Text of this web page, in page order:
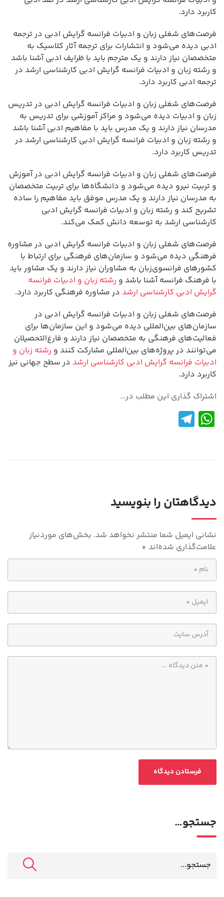
کاربرد دارد.
فرصت‌های شغلی زبان و ادبیات فرانسه گرایش ادبی در ترجمه
ادبی دیده می‌شود و انتشارات برای ترجمه آثار کلاسیک به
متخصصان نیاز دارند و یک مترجم باید با ظرایف ادبی آشنا باشد
و رشته زبان و ادبیات فرانسه گرایش ادبی کارشناسی ارشد در
ترجمه ادبی کاربرد دارد.
فرصت‌های شغلی زبان و ادبیات فرانسه گرایش ادبی در تدریس
زبان و ادبیات دیده می‌شود و مراکز آموزشی برای تدریس به
مدرسان نیاز دارند و یک مدرس باید با مفاهیم ادبی آشنا باشد
و رشته زبان و ادبیات فرانسه گرایش ادبی کارشناسی ارشد در
تدریس کاربرد دارد.
فرصت‌های شغلی زبان و ادبیات فرانسه گرایش ادبی در آموزش
و تربیت نیرو دیده می‌شود و دانشگاه‌ها برای تربیت متخصصان
به مدرسان نیاز دارند و یک مدرس موفق باید مفاهیم را ساده
تشریح کند و رشته زبان و ادبیات فرانسه گرایش ادبی
کارشناسی ارشد به توسعه دانش کمک می‌کند.
فرصت‌های شغلی زبان و ادبیات فرانسه گرایش ادبی در مشاوره
فرهنگی دیده می‌شود و سازمان‌های فرهنگی برای ارتباط با
کشورهای فرانسوی‌زبان به مشاوران نیاز دارند و یک مشاور باید
با فرهنگ فرانسه آشنا باشد و رشته زبان و ادبیات فرانسه
گرایش ادبی کارشناسی ارشد در مشاوره فرهنگی کاربرد دارد.
فرصت‌های شغلی زبان و ادبیات فرانسه گرایش ادبی در
سازمان‌های بین‌المللی دیده می‌شود و این سازمان‌ها برای
فعالیت‌های فرهنگی به متخصصان نیاز دارند و فارغ‌التحصیلان
می‌توانند در پروژه‌های بین‌المللی مشارکت کنند و رشته زبان و
ادبیات فرانسه گرایش ادبی کارشناسی ارشد در سطح جهانی نیز
کاربرد دارد.
اشتراک گذاری این مطلب در...
W
h
p
p
دیدگاهتان را بنویسید
نشانی ایمیل شما منتشر نخواهد شد. بخش‌های موردنیاز
علامت‌گذاری شده‌اند *
جستجو…